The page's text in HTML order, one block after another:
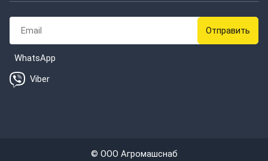
WhatsApp
Viber
© ООО Агромашснаб